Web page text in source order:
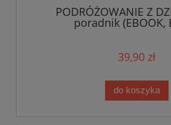
PODRÓŻOWANIE Z
poradnik (EBOOK,
39,90 zł
do koszyka